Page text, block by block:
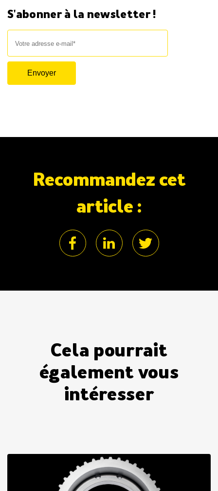
S'abonner à la newsletter !
Recommandez cet
article :
Cela pourrait
également vous
intéresser